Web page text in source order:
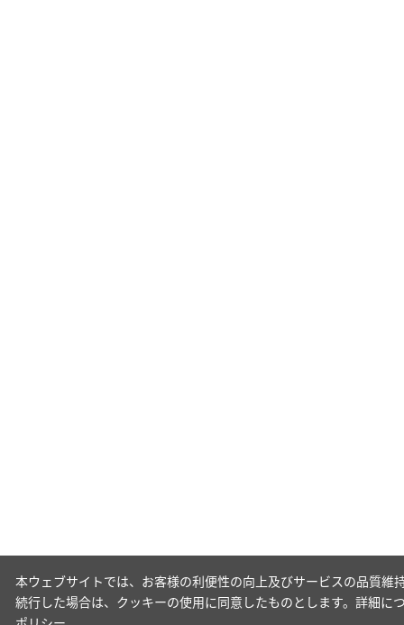
本ウェブサイトでは、お客様の利便性の向上及びサービスの品質
続行した場合は、クッキーの使用に同意したものとします。詳細